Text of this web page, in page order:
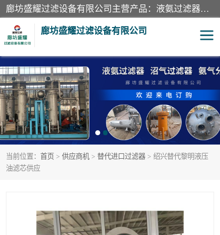
廊坊盛耀过滤设备有限公司主营产品：液氨过滤器、沼气过滤器、氨气分离器、二氧化碳过滤器、过滤器、液氨氨气过滤器、天然气过滤器、管道过滤器、*过滤器、液氨除油除水过滤器、氨气除油除水过滤器、焦炉煤气除焦油过滤器等。
廊坊盛耀过滤设备有限公司
当前位置： 首页 > 供应商机 > 替代进口过滤器 > 绍兴替代黎明液压
油滤芯供应
二氧化碳过滤器 过滤器
液氨氨气过滤器 沼气过滤器
天然气过滤器 管道过滤器
甲醇过滤器 液氨除油除水过滤器
高炉煤气过滤器 替代进口过滤器